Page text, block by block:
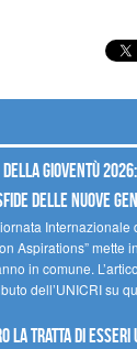
GIOVENTÙ
DELLE NUOVE
Internazionale
Aspirations” mette
in comune.
dell’UNICRI su
LA TRATTA DI